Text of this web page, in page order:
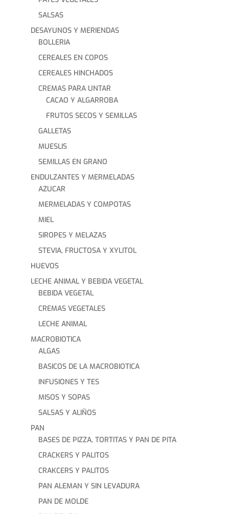
SALSAS
DESAYUNOS Y MERIENDAS
BOLLERIA
CEREALES EN COPOS
CEREALES HINCHADOS
CREMAS PARA UNTAR
CACAO Y ALGARROBA
FRUTOS SECOS Y SEMILLAS
GALLETAS
MUESLIS
SEMILLAS EN GRANO
ENDULZANTES Y MERMELADAS
AZUCAR
MERMELADAS Y COMPOTAS
MIEL
SIROPES Y MELAZAS
STEVIA, FRUCTOSA Y XYLITOL
HUEVOS
LECHE ANIMAL Y BEBIDA VEGETAL
BEBIDA VEGETAL
CREMAS VEGETALES
LECHE ANIMAL
MACROBIOTICA
ALGAS
BASICOS DE LA MACROBIOTICA
INFUSIONES Y TES
MISOS Y SOPAS
SALSAS Y ALIÑOS
PAN
BASES DE PIZZA, TORTITAS Y PAN DE PITA
CRACKERS Y PALITOS
CRAKCERS Y PALITOS
PAN ALEMAN Y SIN LEVADURA
PAN DE MOLDE